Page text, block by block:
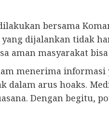
bersama
dijalankan tidak
aman masyarakat
menerima informasi
arus hoaks.
Dengan begitu,